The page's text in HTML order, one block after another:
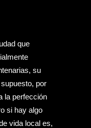
que
su
por
la perfección
si hay algo
vida local es,